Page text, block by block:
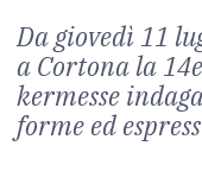
Da giovedì 11
a Cortona la
kermesse
forme ed